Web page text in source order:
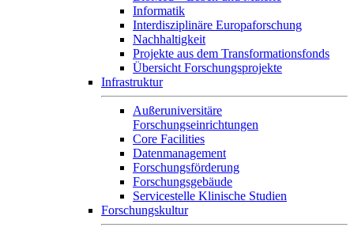
Informatik
Interdisziplinäre Europaforschung
Nachhaltigkeit
Projekte aus dem Transformationsfonds
Übersicht Forschungsprojekte
Infrastruktur
Außeruniversitäre
Forschungseinrichtungen
Core Facilities
Datenmanagement
Forschungsförderung
Forschungsgebäude
Servicestelle Klinische Studien
Forschungskultur